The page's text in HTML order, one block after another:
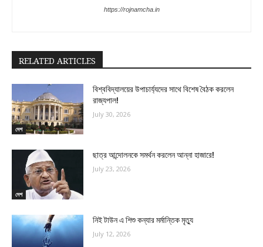
https://rojnamcha.in
RELATED ARTICLES
দেশ
বিশ্ববিদ্যালয়ের উপাচার্য্যদের সাথে বিশেষ বৈঠক করলেন
রাজ্যপাল!
July 30, 2026
দেশ
ছাত্র আন্দোলনকে সমর্থন করলেন আন্না হাজারে!
July 23, 2026
নিই টাউন এ শিশু কন্যার মর্মান্তিক মৃত্যু
July 12, 2026